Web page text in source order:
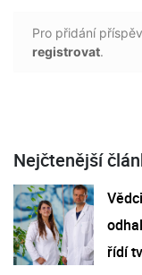
Pro přidání
registrovat.
Nejčtenější
řídí